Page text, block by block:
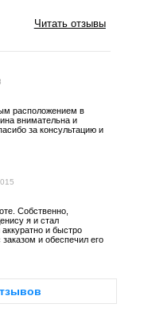
Читать отзывы
расположением в
внимательна и
за консультацию и
Собственно,
я и стал
и быстро
и обеспечил его